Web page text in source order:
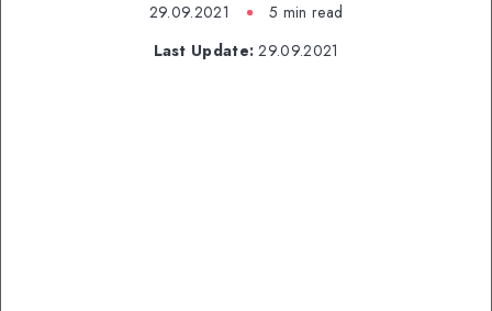
29.09.2021
5 min read
Last Update: 29.09.2021